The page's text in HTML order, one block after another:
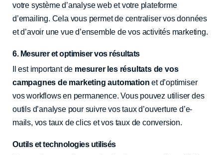
votre système d’analyse web et votre plateforme
d’emailing. Cela vous permet de centraliser vos données
et d’avoir une vue d’ensemble de vos activités marketing.
6. Mesurer et optimiser vos résultats
Il est important de mesurer les résultats de vos
campagnes de marketing automation et d’optimiser
vos workflows en permanence. Vous pouvez utiliser des
outils d’analyse pour suivre vos taux d’ouverture d’e-
mails, vos taux de clics et vos taux de conversion.
Outils et technologies utilisés